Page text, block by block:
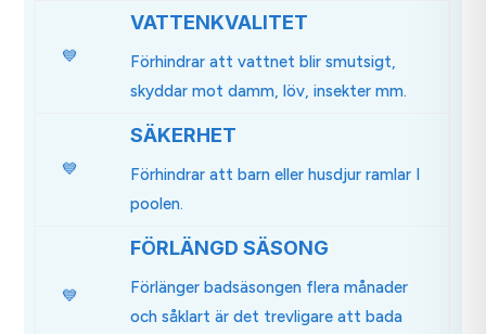
💙
VATTENKVALITET
Förhindrar att vattnet blir smutsigt,
skyddar mot damm, löv, insekter mm.
💙
SÄKERHET
Förhindrar att barn eller husdjur ramlar I
poolen.
💙
FÖRLÄNGD SÄSONG
Förlänger badsäsongen flera månader
och såklart är det trevligare att bada